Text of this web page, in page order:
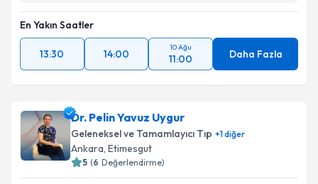
En Yakın Saatler
13:30 14:00
10 Ağu
11:00 Daha Fazla
Dr. Pelin Yavuz Uygur
Geleneksel ve Tamamlayıcı Tıp +1diğer
Ankara, Etimesgut
5 (6 Değerlendirme)